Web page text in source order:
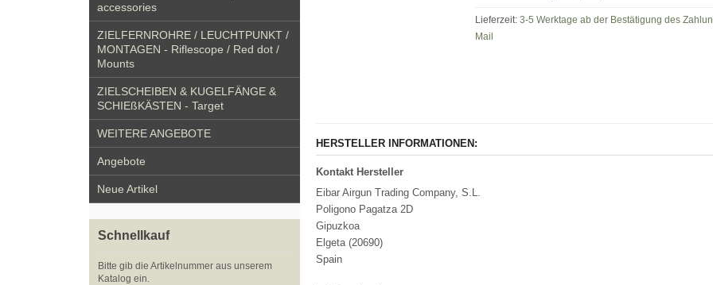
Lieferzeit:3-5 Werktage ab der Bestätigung des
Mail
HERSTELLER INFORMATIONEN:
Kontakt Hersteller
Eibar Airgun Trading Company, S.L.
Poligono Pagatza 2D
Gipuzkoa
Elgeta (20690)
Spain
accessories
ZIELFERNROHRE / LEUCHTPUNKT /
MONTAGEN - Riflescope / Red dot /
Mounts
ZIELSCHEIBEN & KUGELFÄNGE &
SCHIEßKÄSTEN - Target
WEITERE ANGEBOTE
Angebote
Neue Artikel
Schnellkauf
Bitte gib die Artikelnummer aus unserem
Katalog ein.